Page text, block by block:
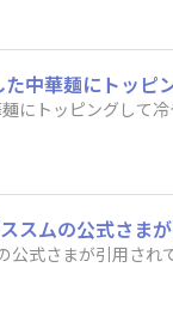
にトッピングして
式さまが引用さ